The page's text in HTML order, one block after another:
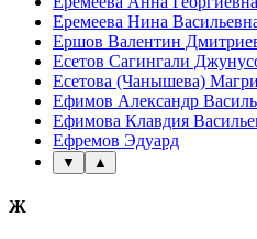
Еремеева Нина
Ершов Валентин
Есетов Сагингали
Есетова (Чанышева)
Ефимов Александр
Ефимова Клавдия
Ефремов Эдуард
▼ ▲
Ж